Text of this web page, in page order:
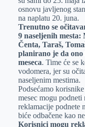
osnovu javljenog
na naplatu 20. juna.
Trenutno se
9 naseljenih
Čenta, Taraš,
planirano je da
meseca. Time će se
vodomera, jer su
naseljenim mestima.
Podsećamo
mesec mogu
reklamacije podnete
biće odbačene kao
Korisnici mogu